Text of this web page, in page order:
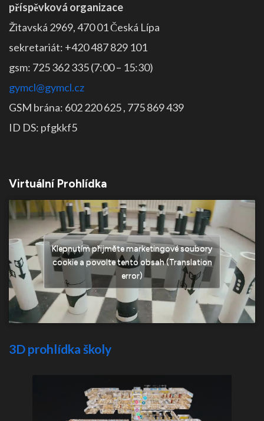
příspěvková organizace
Žitavská 2969, 470 01 Česká Lípa
sekretariát: +420 487 829 101
gsm: 725 362 335 (7:00 – 15:30)
gymcl@gymcl.cz
GSM brána: 602 220 625 , 775 869 439
ID DS: pfgkkf5
Virtuální Prohlídka
Klepnutím přijměte marketingové soubory
cookie a povolte tento obsah (Translation
error)
3D prohlídka školy